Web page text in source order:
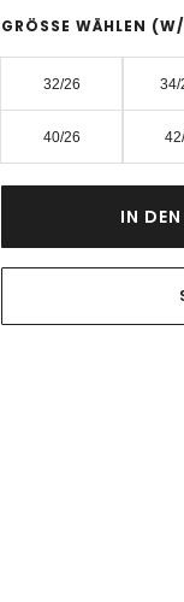
GRÖSSE WÄHLEN
32/26 34/
40/26
IN